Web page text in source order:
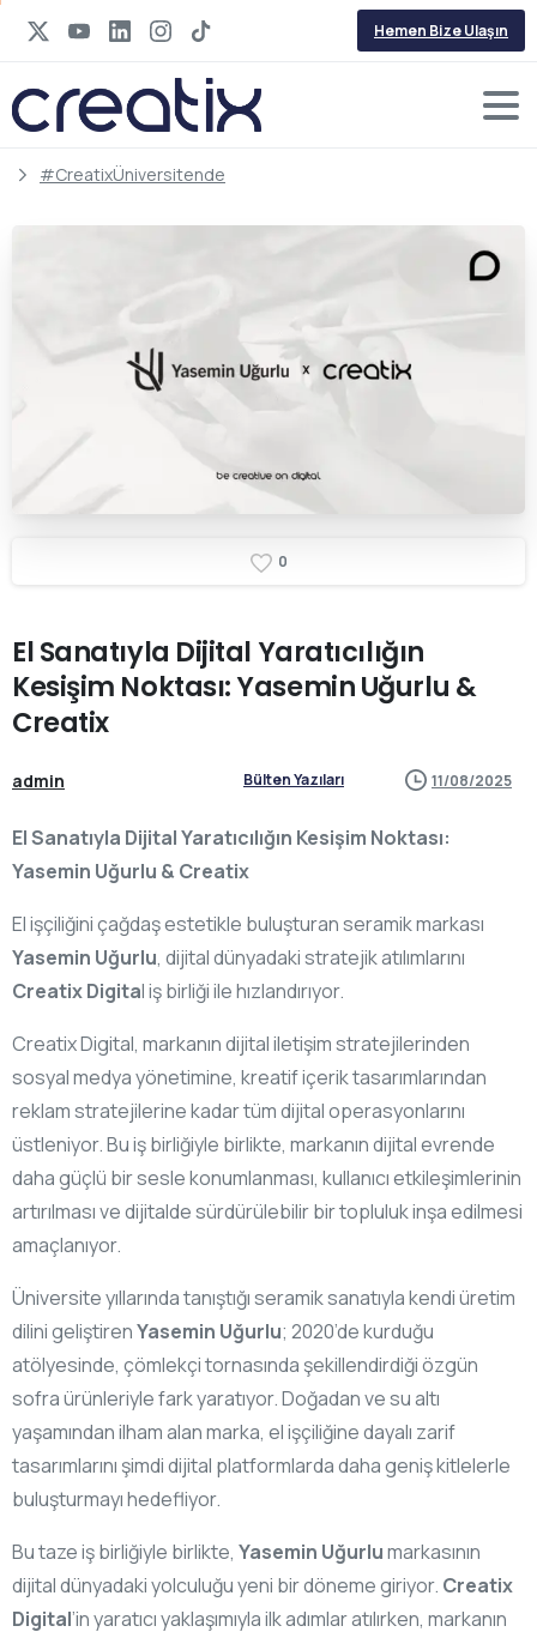
Hemen Bize Ulaşın
#CreatixÜniversitende
0
ElSanatıyla DijitalYaratıcılığın
Kesişim Noktası:YaseminUğurlu &
Creatix
admin Bülten Yazıları 11/08/2025
El Sanatıyla Dijital Yaratıcılığın Kesişim Noktası:
Yasemin Uğurlu & Creatix
El işçiliğini çağdaş estetikle buluşturan seramik markası
Yasemin Uğurlu, dijital dünyadaki stratejik atılımlarını
Creatix Digital iş birliği ile hızlandırıyor.
Creatix Digital, markanın dijital iletişim stratejilerinden
sosyal medya yönetimine, kreatif içerik tasarımlarından
reklam stratejilerine kadar tüm dijital operasyonlarını
üstleniyor. Bu iş birliğiyle birlikte, markanın dijital evrende
daha güçlü bir sesle konumlanması, kullanıcı etkileşimlerinin
artırılması ve dijitalde sürdürülebilir bir topluluk inşa edilmesi
amaçlanıyor.
Üniversite yıllarında tanıştığı seramik sanatıyla kendi üretim
dilini geliştirenYasemin Uğurlu; 2020’de kurduğu
atölyesinde, çömlekçi tornasında şekillendirdiği özgün
sofra ürünleriyle fark yaratıyor. Doğadan ve su altı
yaşamından ilham alan marka, el işçiliğine dayalı zarif
tasarımlarını şimdi dijital platformlarda daha geniş kitlelerle
buluşturmayı hedefliyor.
Bu taze iş birliğiyle birlikte, Yasemin Uğurlumarkasının
dijital dünyadaki yolculuğu yeni bir döneme giriyor. Creatix
Digital’in yaratıcı yaklaşımıyla ilk adımlar atılırken, markanın